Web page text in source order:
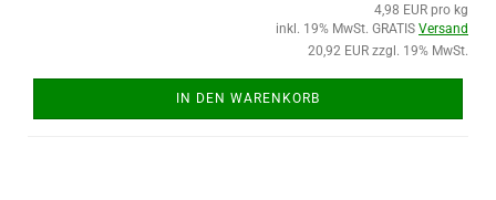
4,98 EUR pro kg
inkl. 19% MwSt. GRATIS Versand
20,92 EUR zzgl. 19% MwSt.
IN DEN WARENKORB